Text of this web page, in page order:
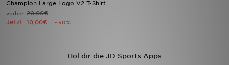
Champion Large Logo V2 T-Shirt
vorher20,00€
Jetzt 10,00€ - 50%
Hol dir die JD Sports Apps
Filialfinder